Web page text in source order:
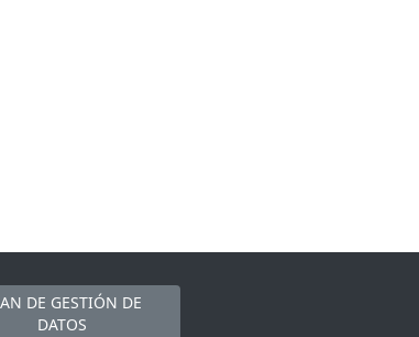
DE GESTIÓN DE
DATOS